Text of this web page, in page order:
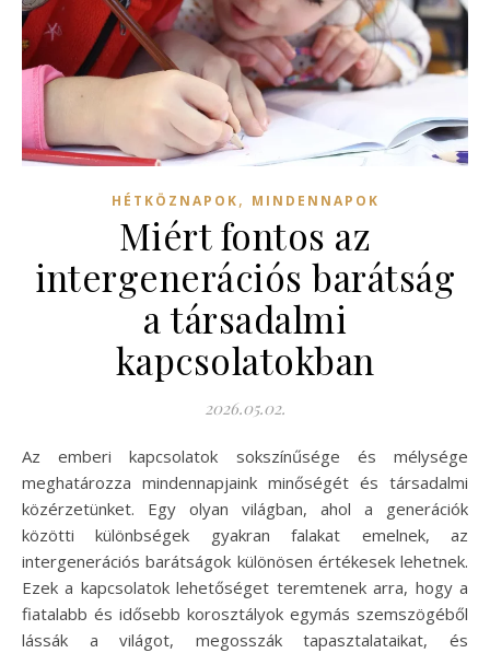
HÉTKÖZNAPOK, MINDENNAPOK
Miért fontos az
intergenerációs barátság
a társadalmi
kapcsolatokban
2026.05.02.
Az emberi kapcsolatok sokszínűsége és mélysége
meghatározza mindennapjaink minőségét és társadalmi
közérzetünket. Egy olyan világban, ahol a generációk
közötti különbségek gyakran falakat emelnek, az
intergenerációs barátságok különösen értékesek lehetnek.
Ezek a kapcsolatok lehetőséget teremtenek arra, hogy a
fiatalabb és idősebb korosztályok egymás szemszögéből
lássák a világot, megosszák tapasztalataikat, és